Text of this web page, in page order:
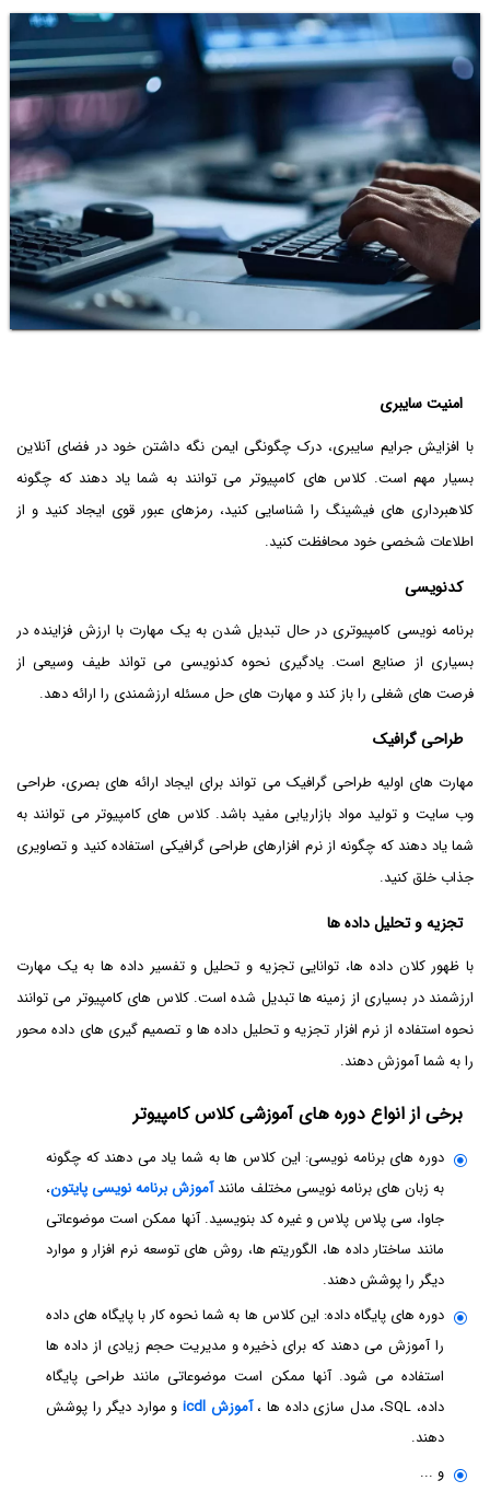
امنیت سایبری
با افزایش جرایم سایبری، درک چگونگی ایمن نگه داشتن خود در فضای آنلاین
بسیار مهم است. کلاس های کامپیوتر می توانند به شما یاد دهند که چگونه
کلاهبرداری های فیشینگ را شناسایی کنید، رمزهای عبور قوی ایجاد کنید و از
اطلاعات شخصی خود محافظت کنید.
کدنویسی
برنامه نویسی کامپیوتری در حال تبدیل شدن به یک مهارت با ارزش فزاینده در
بسیاری از صنایع است. یادگیری نحوه کدنویسی می تواند طیف وسیعی از
فرصت های شغلی را باز کند و مهارت های حل مسئله ارزشمندی را ارائه دهد.
طراحی گرافیک
مهارت های اولیه طراحی گرافیک می تواند برای ایجاد ارائه های بصری، طراحی
وب سایت و تولید مواد بازاریابی مفید باشد. کلاس های کامپیوتر می توانند به
شما یاد دهند که چگونه از نرم افزارهای طراحی گرافیکی استفاده کنید و تصاویری
جذاب خلق کنید.
تجزیه و تحلیل داده ها
با ظهور کلان داده ها، توانایی تجزیه و تحلیل و تفسیر داده ها به یک مهارت
ارزشمند در بسیاری از زمینه ها تبدیل شده است. کلاس های کامپیوتر می توانند
نحوه استفاده از نرم افزار تجزیه و تحلیل داده ها و تصمیم گیری های داده محور
را به شما آموزش دهند.
برخی از انواع دوره های آموزشی کلاس کامپیوتر
دوره های برنامه نویسی: این کلاس ها به شما یاد می دهند که چگونه
به زبان های برنامه نویسی مختلف مانندآموزش برنامه نویسی پایتون،
جاوا، سی پلاس پلاس و غیره کد بنویسید. آنها ممکن است موضوعاتی
مانند ساختار داده ها، الگوریتم ها، روش های توسعه نرم افزار و موارد
دیگر را پوشش دهند.
دوره های پایگاه داده: این کلاس ها به شما نحوه کار با پایگاه های داده
را آموزش می دهند که برای ذخیره و مدیریت حجم زیادی از داده ها
استفاده می شود. آنها ممکن است موضوعاتی مانند طراحی پایگاه
داده، SQL، مدل سازی داده ها ،
آموزش icdl
و موارد دیگر را پوشش
دهند.
و ...